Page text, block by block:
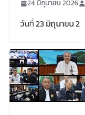
24 มิถุนายน 2026
วันที่ 23 มิถุนายน 2